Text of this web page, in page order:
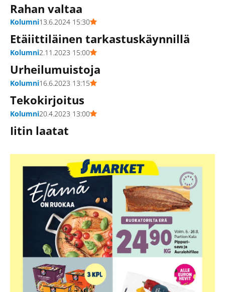
Rahan valtaa
Kolumni13.6.2024 15:30
Etäiittiläinen tarkastuskäynnillä
Kolumni2.11.2023 15:00
Urheilumuistoja
Kolumni16.6.2023 13:15
Tekokirjoitus
Kolumni20.4.2023 13:00
Iitin laatat